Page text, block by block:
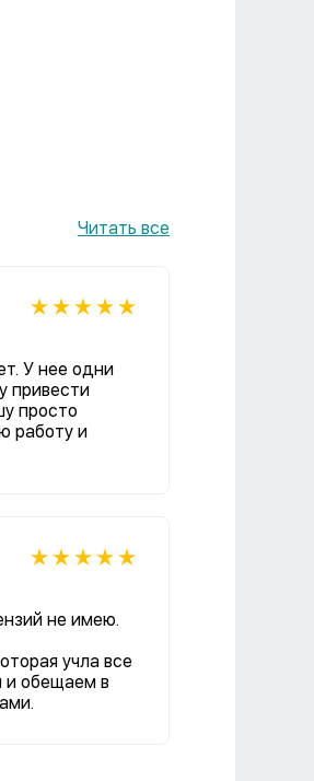
Читать все
У нее одни
привести
просто
работу и
не имею.
учла все
и обещаем в